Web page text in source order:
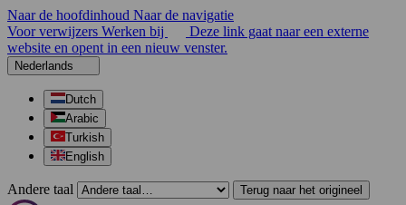
Naar de hoofdinhoud Naar de navigatie
Voor verwijzers Werken bij
Deze link gaat naar een externe
website en opent in een nieuw venster.
Nederlands
Dutch
Arabic
Turkish
English
Andere taal Terug naar het origineel